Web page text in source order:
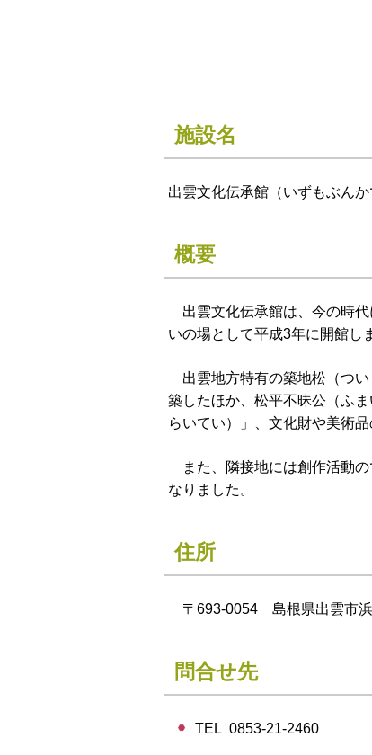
施設名
出雲文化伝承館（いずもぶんか
概要
出雲文化伝承館は、今の時代
いの場として平成3年に開館し
出雲地方特有の築地松（つい
築したほか、松平不昧公（ふ
らいてい）」、文化財や美術品
また、隣接地には創作活動の
なりました。
住所
〒693-0054 島根県出雲市
問合せ先
TEL 0853-21-2460